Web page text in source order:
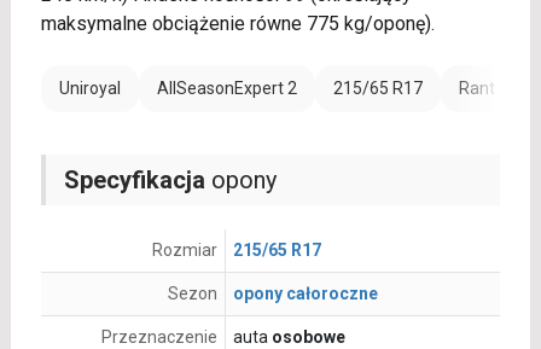
maksymalne obciążenie równe 775 kg/oponę).
Uniroyal AllSeasonExpert 2 215/65 R17 Rant
Specyfikacja opony
Rozmiar 215/65 R17
Sezon opony całoroczne
Przeznaczenie auta osobowe